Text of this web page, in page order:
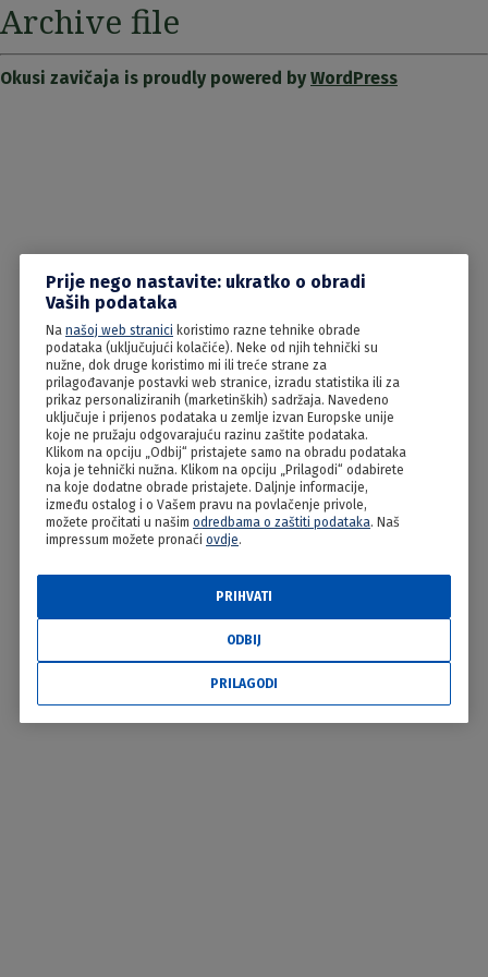
Archive file
Okusi zavičaja is proudly powered by WordPress
Prije nego nastavite: ukratko o obradi
Vaših podataka
Na našoj web stranici koristimo razne tehnike obrade
podataka (uključujući kolačiće). Neke od njih tehnički su
nužne, dok druge koristimo mi ili treće strane za
prilagođavanje postavki web stranice, izradu statistika ili za
prikaz personaliziranih (marketinških) sadržaja. Navedeno
uključuje i prijenos podataka u zemlje izvan Europske unije
koje ne pružaju odgovarajuću razinu zaštite podataka.
Klikom na opciju „Odbij“ pristajete samo na obradu podataka
koja je tehnički nužna. Klikom na opciju „Prilagodi“ odabirete
na koje dodatne obrade pristajete. Daljnje informacije,
između ostalog i o Vašem pravu na povlačenje privole,
možete pročitati u našim odredbama o zaštiti podataka. Naš
impressum možete pronaći ovdje.
ODBIJ
PRIHVATI
PRILAGODI